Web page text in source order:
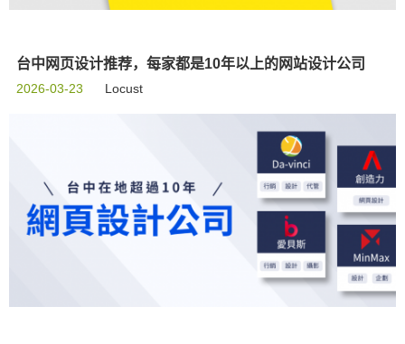
台中网页设计推荐，每家都是10年以上的网站设计公司
2026-03-23 Locust